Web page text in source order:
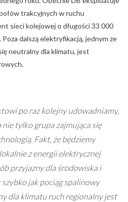
trakcyjnych w ruchu
sieci kolejowej o długości 33 000
dalszą elektryfikacją, jednym ze
neutralny dla klimatu, jest
po raz kolejny udowadniamy,
tylko grupa zajmująca się
Fakt, że będziemy
z energii elektrycznej
przyjazny dla środowiska i
jak pociąg spalinowy
dla klimatu ruch regionalny jest